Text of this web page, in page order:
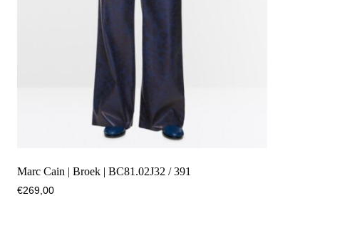
Marc Cain | Broek | BC81.02J32 / 391
€269,00